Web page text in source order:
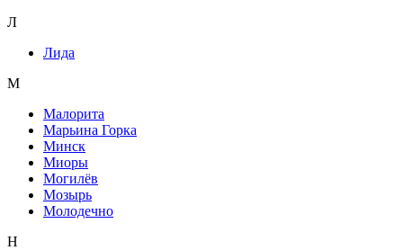
Л
Лида
М
Малорита
Марьина Горка
Минск
Миоры
Могилёв
Мозырь
Молодечно
Н